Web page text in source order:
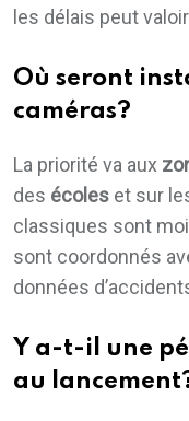
les délais peut
Où seront
caméras?
La priorité va aux
des écoles et sur
classiques sont
sont coordonnés
données
Y a-t-il une
au